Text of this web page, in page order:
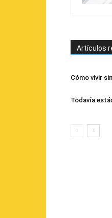
Artículos
Cómo vivir
Todavía